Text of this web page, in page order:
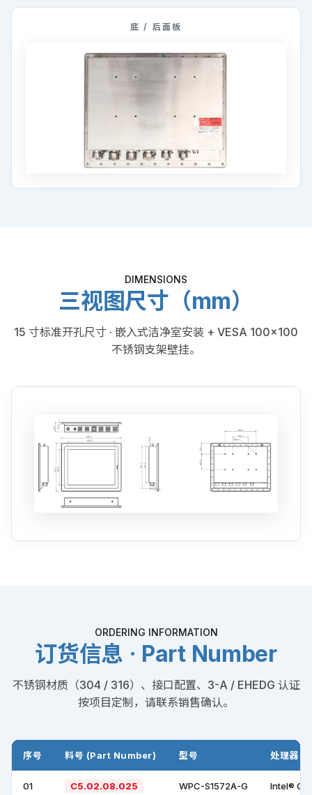
底 / 后面板
DIMENSIONS
三视图尺寸（mm）
15 寸标准开孔尺寸 · 嵌入式洁净室安装 + VESA 100×100
不锈钢支架壁挂。
ORDERING INFORMATION
订货信息 · Part Number
不锈钢材质（304 / 316）、接口配置、3-A / EHEDG 认证
按项目定制，请联系销售确认。
序号 料号 (Part Number) 型号 处理器 +
01 C5.02.08.025 WPC-S1572A-G Intel®